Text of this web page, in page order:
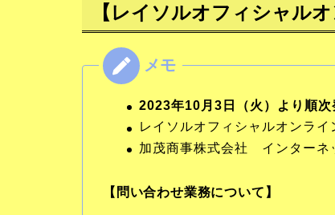
【レイソルオフィシャル
2023年10月3日（火）より順次
レイソルオフィシャルオンライ
加茂商事株式会社 インターネ
【問い合わせ業務について】